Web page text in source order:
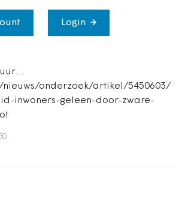
Login
nieuws/onderzoek/artikel/5450603/
inwoners-geleen-door-zware-